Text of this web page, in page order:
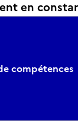
en
compétences